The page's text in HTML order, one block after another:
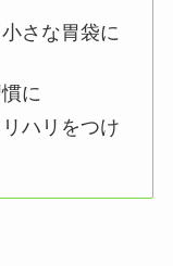
さな胃袋に
に
ハリをつけ